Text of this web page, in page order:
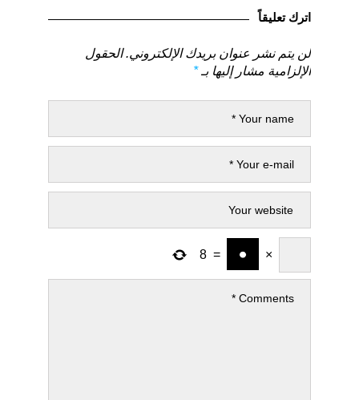
السابق
اترك تعليقاً
لن يتم نشر عنوان بريدك الإلكتروني. الحقول
الإلزامية مشار إليها بـ*
×
=
8